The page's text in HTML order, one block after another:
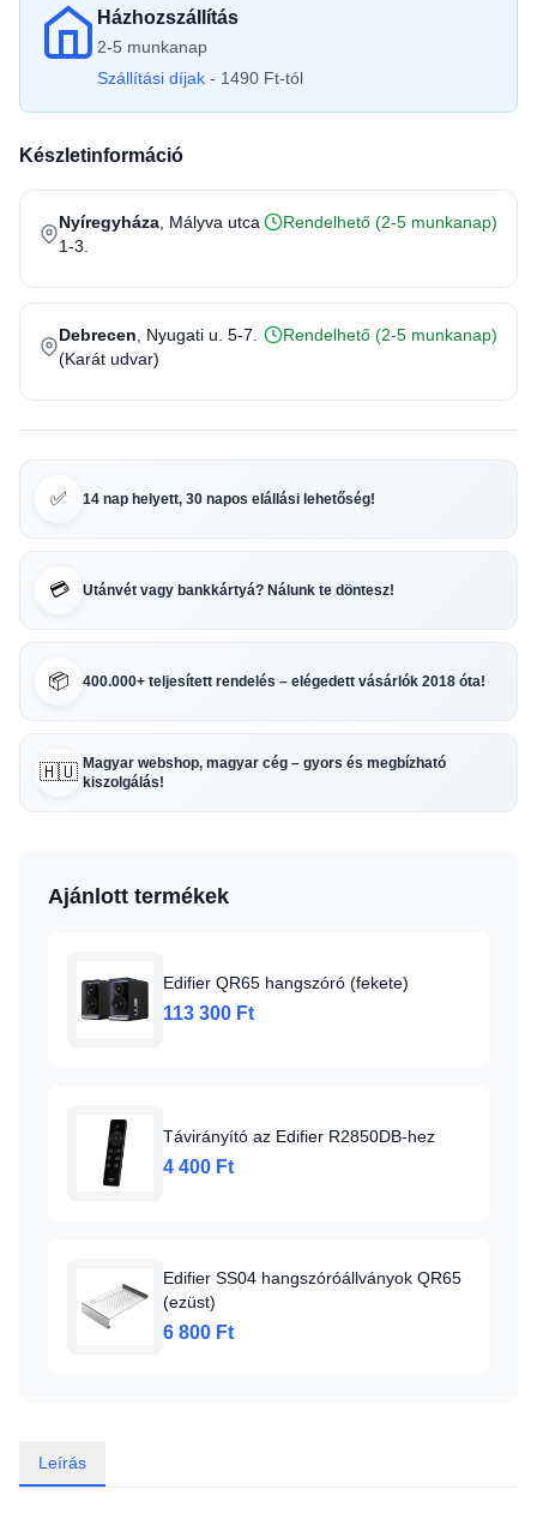
Házhozszállítás
2-5 munkanap
Szállítási díjak - 1490 Ft-tól
Készletinformáció
Nyíregyháza , Mályva utca
1-3.
Rendelhető (2-5 munkanap)
Debrecen , Nyugati u. 5-7.
(Karát udvar)
Rendelhető (2-5 munkanap)
✅ 14 nap helyett, 30 napos elállási lehetőség!
💳 Utánvét vagy bankkártyá? Nálunk te döntesz!
📦 400.000+ teljesített rendelés – elégedett vásárlók 2018 óta!
🇭🇺 Magyar webshop, magyar cég – gyors és megbízható
kiszolgálás!
Ajánlott termékek
Edifier QR65 hangszóró (fekete)
113 300 Ft
Távirányító az Edifier R2850DB-hez
4 400 Ft
Edifier SS04 hangszóróállványok QR65
(ezüst)
6 800 Ft
Leírás